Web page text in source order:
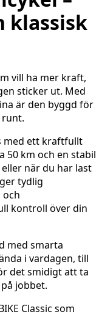
klassisk
vill ha mer kraft,
sticker ut. Med
är den byggd för
runt.
med ett kraftfullt
50 km och en stabil
när du har last
tydlig
kontroll över din
med smarta
i vardagen, till
det smidigt att ta
jobbet.
Classic som